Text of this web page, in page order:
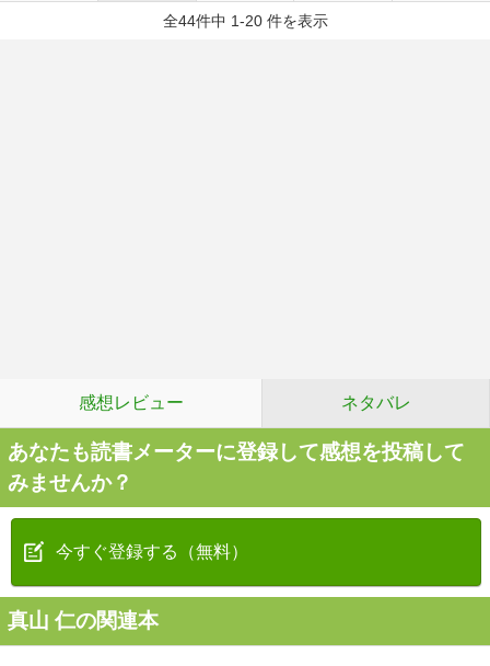
全44件中 1-20 件を表示
感想レビュー ネタバレ
あなたも読書メーターに登録して感想を投稿して
みませんか？
今すぐ登録する（無料）
真山 仁の関連本